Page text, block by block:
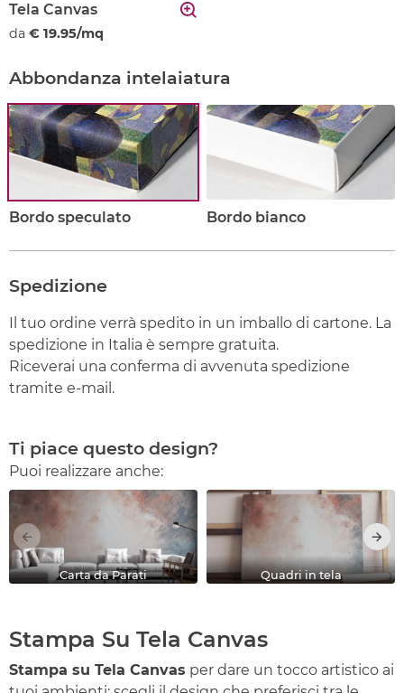
Tela Canvas
da € 19.95/mq
Abbondanza intelaiatura
Bordo speculato Bordo bianco
Spedizione
Il tuo ordine verrà spedito in un imballo di cartone. La
spedizione in Italia è sempre gratuita.
Riceverai una conferma di avvenuta spedizione
tramite e-mail.
Ti piace questo design?
Puoi realizzare anche:
Carta da Parati Quadri in tela
Stampa Su Tela Canvas
Stampa su Tela Canvas per dare un tocco artistico ai